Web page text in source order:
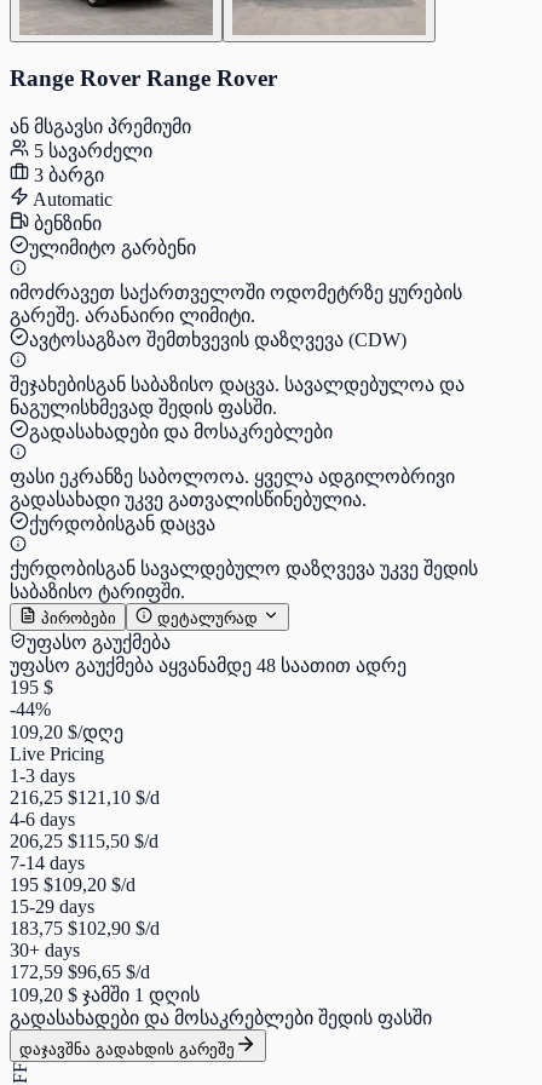
Range Rover Range Rover
ან მსგავსი პრემიუმი
5 სავარძელი
3 ბარგი
Automatic
ბენზინი
ულიმიტო გარბენი
იმოძრავეთ საქართველოში ოდომეტრზე ყურების
გარეშე. არანაირი ლიმიტი.
ავტოსაგზაო შემთხვევის დაზღვევა (CDW)
შეჯახებისგან საბაზისო დაცვა. სავალდებულოა და
ნაგულისხმევად შედის ფასში.
გადასახადები და მოსაკრებლები
ფასი ეკრანზე საბოლოოა. ყველა ადგილობრივი
გადასახადი უკვე გათვალისწინებულია.
ქურდობისგან დაცვა
ქურდობისგან სავალდებულო დაზღვევა უკვე შედის
საბაზისო ტარიფში.
პირობები დეტალურად
უფასო გაუქმება
უფასო გაუქმება აყვანამდე 48 საათით ადრე
195 $
-44%
109,20 $/დღე
Live Pricing
1-3 days
216,25 $121,10 $/d
4-6 days
206,25 $115,50 $/d
7-14 days
195 $109,20 $/d
15-29 days
183,75 $102,90 $/d
30+ days
172,59 $96,65 $/d
109,20 $ ჯამში 1 დღის
გადასახადები და მოსაკრებლები შედის ფასში
დაჯავშნა გადახდის გარეშე